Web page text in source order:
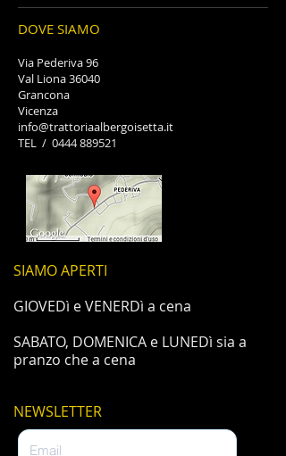
DOVE SIAMO
Via Pederiva 96
Val Liona 36040
Grancona
Vicenza
info@trattoriaalbergoisetta.it
TEL / 0444 889521
SIAMO APERTI
GIOVEDì e VENERDì a cena
SABATO, DOMENICA e LUNEDì sia a
pranzo che a cena
NEWSLETTER